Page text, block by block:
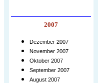
2007
Dezember 2007
November 2007
Oktober 2007
September 2007
August 2007